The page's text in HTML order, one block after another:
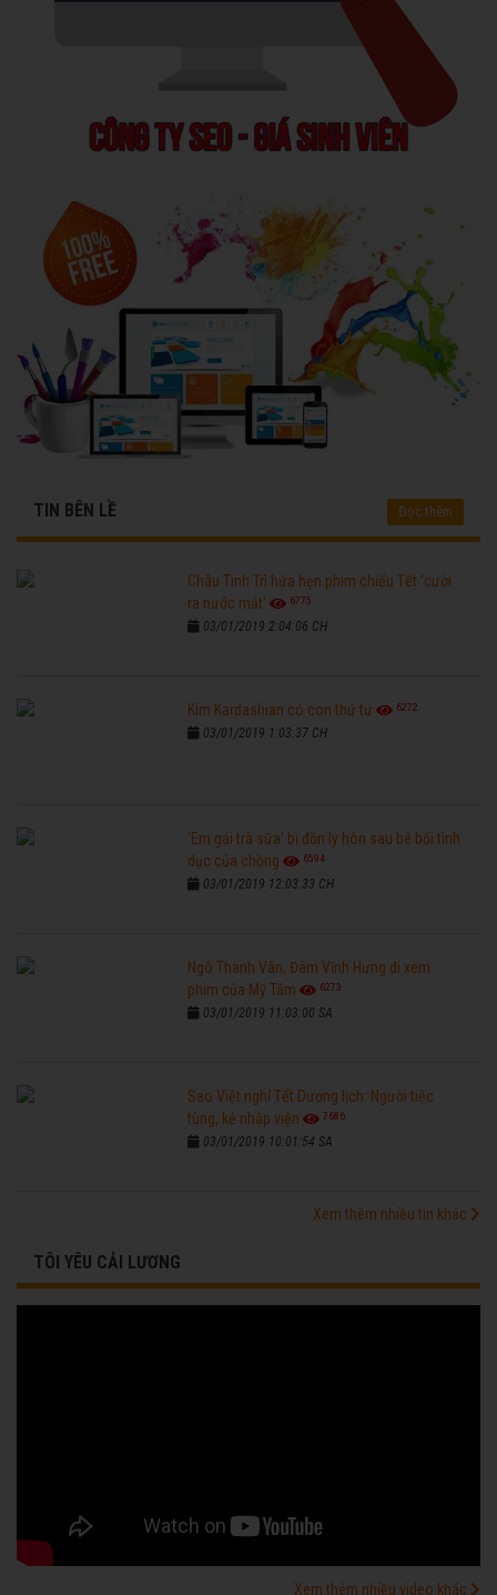
TIN BÊN LỀ Đọc thêm
Châu Tinh Trì hứa hẹn phim chiếu Tết 'cười
ra nước mắt'
6775
03/01/2019 2:04:06 CH
Kim Kardashian có con thứ tư 6272
03/01/2019 1:03:37 CH
'Em gái trà sữa' bị đồn ly hôn sau bê bối tình
dục của chồng
6594
03/01/2019 12:03:33 CH
Ngô Thanh Vân, Đàm Vĩnh Hưng đi xem
phim của Mỹ Tâm
6273
03/01/2019 11:03:00 SA
Sao Việt nghỉ Tết Dương lịch: Người tiệc
tùng, kẻ nhập viện
7686
03/01/2019 10:01:54 SA
Xem thêm nhiều tin khác
TÔI YÊU CẢI LƯƠNG
Xem thêm nhiều video khác